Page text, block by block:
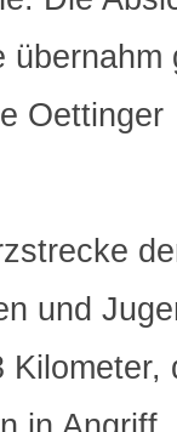
übernahm
Oettinger
und
Kilometer,